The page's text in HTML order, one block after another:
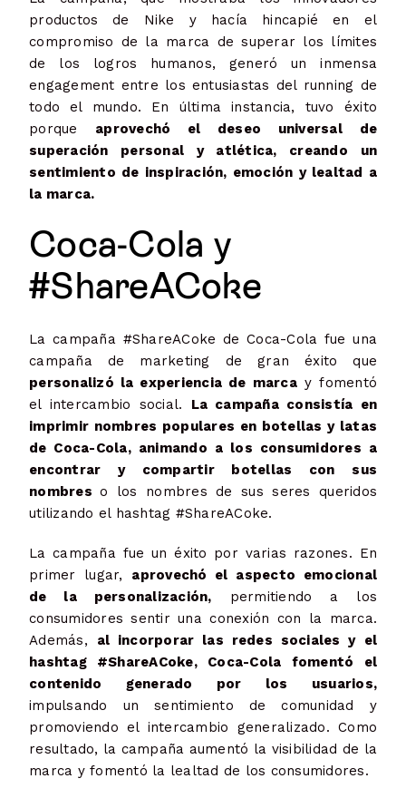
productos de Nike y hacía hincapié en el
compromiso de la marca de superar los límites
de los logros humanos, generó un inmensa
engagement entre los entusiastas del running de
todo el mundo. En última instancia, tuvo éxito
porque aprovechó el deseo universal de
superación personal y atlética, creando un
sentimiento de inspiración, emoción y lealtad a
la marca.
Coca-Cola y
#ShareACoke
La campaña #ShareACoke de Coca-Cola fue una
campaña de marketing de gran éxito que
personalizó la experiencia de marcay fomentó
el intercambio social. La campaña consistía en
imprimir nombres populares en botellas y latas
de Coca-Cola, animando a los consumidores a
encontrar y compartir botellas con sus
nombreso los nombres de sus seres queridos
utilizando el hashtag #ShareACoke.
La campaña fue un éxito por varias razones. En
primer lugar, aprovechó el aspecto emocional
de la personalización, permitiendo a los
consumidores sentir una conexión con la marca.
Además, al incorporar las redes sociales y el
hashtag #ShareACoke, Coca-Cola fomentó el
contenido generado por los usuarios,
impulsando un sentimiento de comunidad y
promoviendo el intercambio generalizado. Como
resultado, la campaña aumentó la visibilidad de la
marca y fomentó la lealtad de los consumidores.